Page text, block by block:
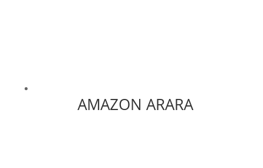
AMAZON ARARA